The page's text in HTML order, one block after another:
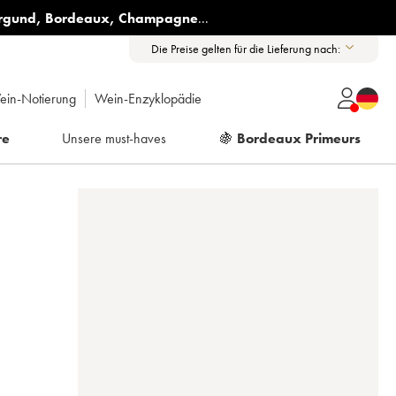
, Bordeaux, Champagne...
Die Preise gelten für die Lieferung nach:
Notierung Wein-Enzyklopädie
Unsere must-haves 🍇 Bordeaux Primeurs